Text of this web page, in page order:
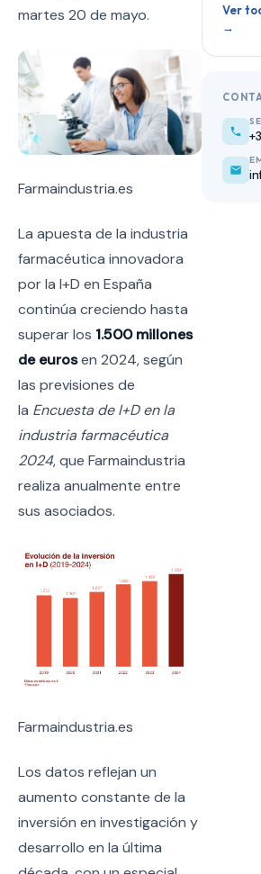
martes 20 de mayo.
Farmaindustria.es
La apuesta de la industria
farmacéutica innovadora
por la I+D en España
continúa creciendo hasta
superar los 1.500 millones
de eurosen 2024, según
las previsiones de
la Encuesta de I+D en la
industria farmacéutica
2024, que Farmaindustria
realiza anualmente entre
sus asociados.
Farmaindustria.es
Los datos reflejan un
aumento constante de la
inversión en investigación y
desarrollo en la última
Ver
→